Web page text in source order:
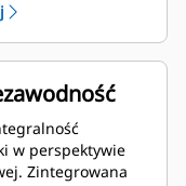
Zwiększony
zapewnia
dolnej części
koszty związane z
najwyższe
Łyżki Cat
cięcie
w perspektywie
Zintegrowana